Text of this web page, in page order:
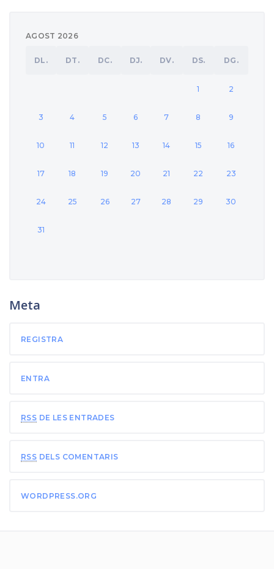
AGOST 2026
DL. DT. DC. DJ. DV. DS. DG.
1 2
3 4 5 6 7 8 9
10 11 12 13 14 15 16
17 18 19 20 21 22 23
24 25 26 27 28 29 30
31
Meta
REGISTRA
ENTRA
RSS DE LES ENTRADES
RSS DELS COMENTARIS
WORDPRESS.ORG